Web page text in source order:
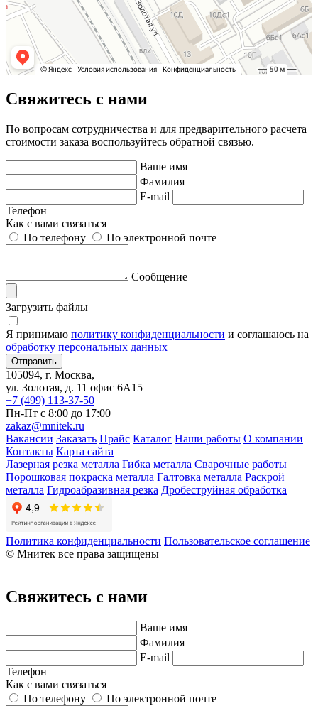
Свяжитесь с нами
По вопросам сотрудничества и для предварительного расчета
стоимости заказа воспользуйтесь обратной связью.
Ваше имя
Фамилия
E-mail
Телефон
Как с вами связаться
По телефону
По электронной почте
Сообщение
Загрузить файлы
Я принимаю политику конфиденциальности и соглашаюсь на
обработку персональных данных
105094, г. Москва,
ул. Золотая, д. 11 офис 6А15
+7 (499) 113-37-50
Пн-Пт с 8:00 до 17:00
zakaz@mnitek.ru
Вакансии Заказать Прайс Каталог Наши работы О компании
Контакты Карта сайта
Лазерная резка металла Гибка металла Сварочные работы
Порошковая покраска металла Галтовка металла Раскрой
металла Гидроабразивная резка Дробеструйная обработка
Политика конфиденциальности Пользовательское соглашение
© Мнитек все права защищены
Свяжитесь с нами
Ваше имя
Фамилия
E-mail
Телефон
Как с вами связаться
По телефону
По электронной почте